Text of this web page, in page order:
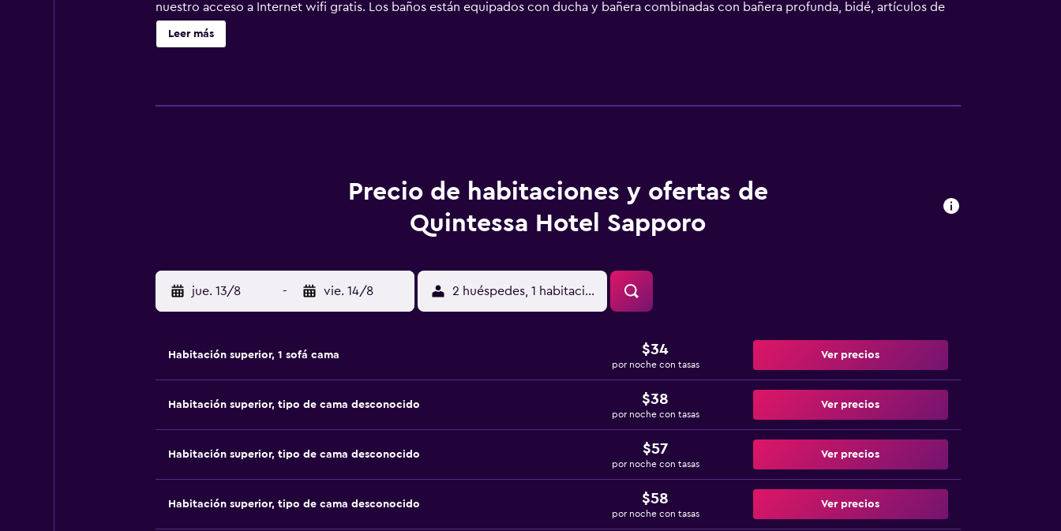
nuestro acceso a Internet wifi gratis. Los baños están equipados con ducha y bañera combinadas con bañera profunda, bidé, artículos de
higiene personal gratuitos y secador de pelo. Es posible solicitar masajes en la habitación y tabla de planchar con plancha. Se ofrece
servicio de limpieza todos los días.
Leer más
Precio de habitaciones y ofertas de
Quintessa Hotel Sapporo
jue. 13/8 - vie. 14/8 2 huéspedes, 1 habitación
Habitación superior, 1 sofá cama $34
por noche con tasas
Ver precios
Habitación superior, tipo de cama desconocido $38
por noche con tasas
Ver precios
Habitación superior, tipo de cama desconocido $57
por noche con tasas
Ver precios
Habitación superior, tipo de cama desconocido $58
por noche con tasas
Ver precios